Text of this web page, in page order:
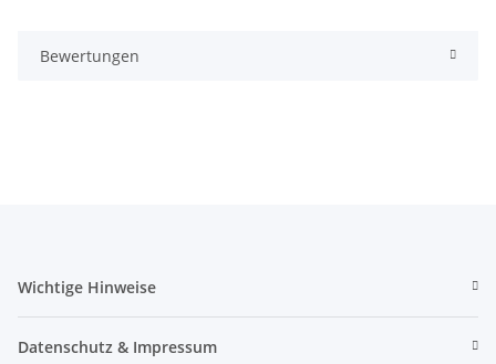
Bewertungen
Wichtige Hinweise
Datenschutz & Impressum